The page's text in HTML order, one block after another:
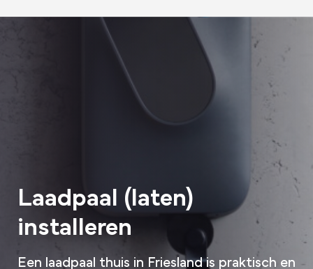
Laadpaal (laten)
installeren
Een laadpaal thuis in Friesland is praktisch en